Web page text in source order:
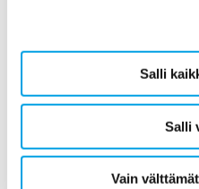
Salli
Salli
Vain